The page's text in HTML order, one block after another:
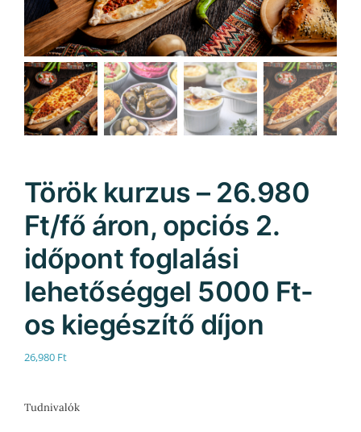
Török kurzus – 26.980
Ft/fő áron, opciós 2.
időpont foglalási
lehetőséggel 5000 Ft-
os kiegészítő díjon
26,980 Ft
Tudnivalók